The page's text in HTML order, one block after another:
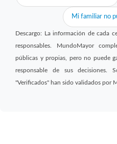
Mi familiar no
Descargo: La información de cada
responsables. MundoMayor
públicas y propias, pero no puede
responsable de sus decisiones.
"Verificados" han sido validados por